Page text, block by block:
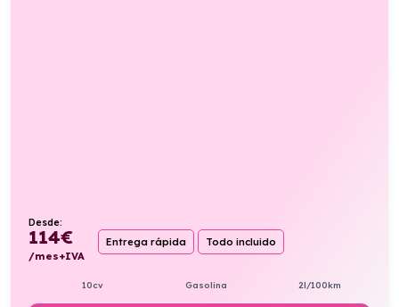
Desde:
114€
/mes+IVA
Entrega rápida Todo incluido
10cv Gasolina 2l/100km